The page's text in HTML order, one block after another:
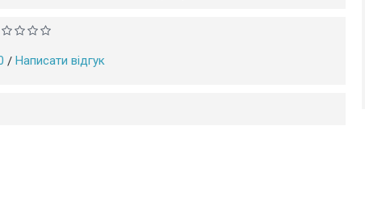
/ Написати відгук